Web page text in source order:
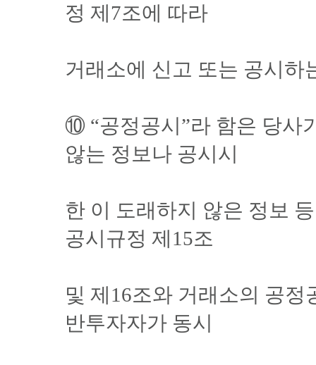
정 제7조에 따라
거래소에 신고 또는 공시하
⑩ “공정공시”라 함은 당사
않는 정보나 공시시
한 이 도래하지 않은 정보
공시규정 제15조
및 제16조와 거래소의 공
반투자자가 동시